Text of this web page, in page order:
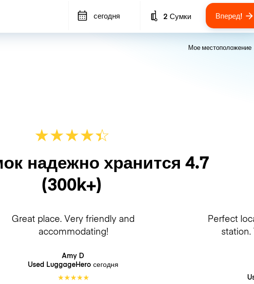
сегодня Number of bags
2 Сумки Вперед!
Мое местоположение
★★★★☆
★
надежно хранится 4.7
(300k+)
Great place. Very friendly and
accommodating!
Amy D
Used LuggageHero сегодня
★★★★★
Perfect